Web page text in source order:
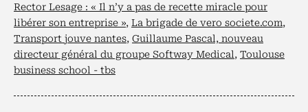
Rector Lesage : « Il n’y a pas de recette miracle pour
libérer son entreprise », La brigade de vero societe.com,
Transport jouve nantes, Guillaume Pascal, nouveau
directeur général du groupe Softway Medical, Toulouse
business school - tbs